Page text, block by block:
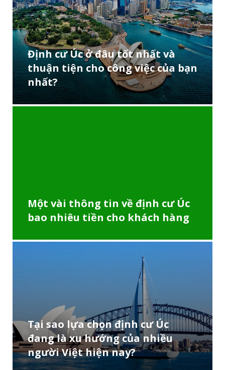
Định cư Úc ở đâu tốt nhất và
thuận tiện cho công việc của bạn
nhất?
Một vài thông tin về định cư Úc
bao nhiêu tiền cho khách hàng
Tại sao lựa chọn định cư Úc
đang là xu hướng của nhiều
người Việt hiện nay?